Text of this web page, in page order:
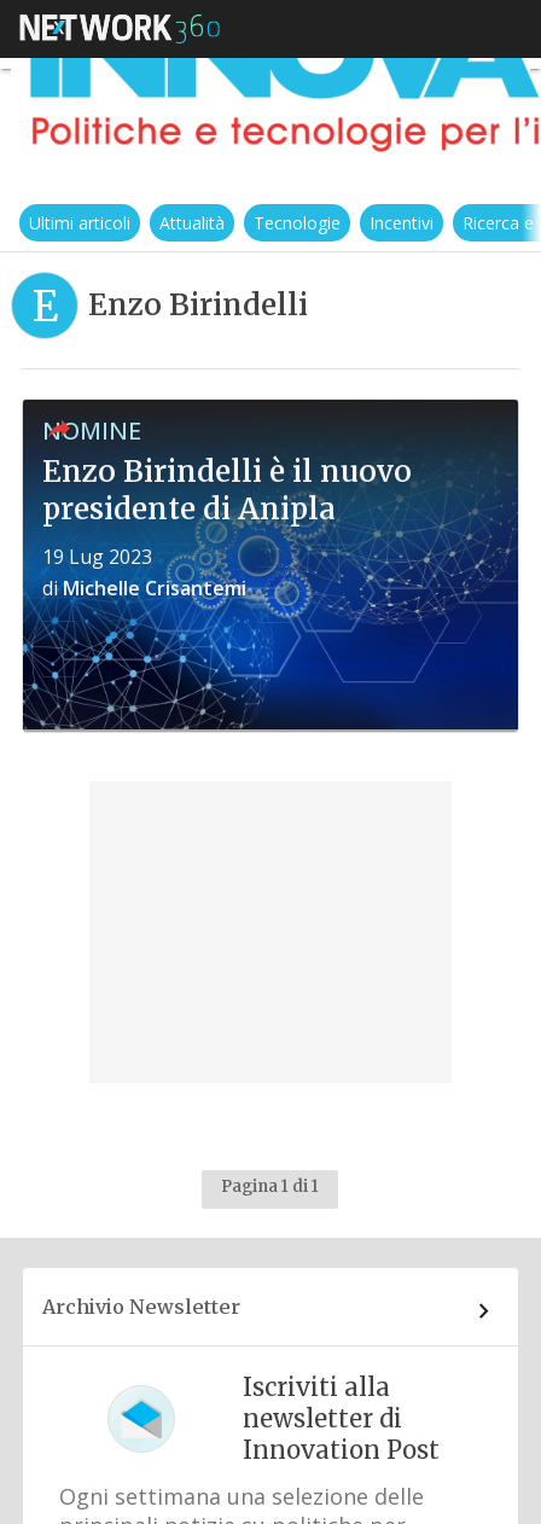
Ultimi articoli Attualità Tecnologie Incentivi Ricerca
E Enzo Birindelli
NOMINE
Enzo Birindelli è il nuovo
presidente di Anipla
19 Lug 2023
diMichelle Crisantemi
Pagina 1 di 1
Archivio Newsletter
Iscriviti alla
newsletter di
Innovation Post
Ogni settimana una selezione delle